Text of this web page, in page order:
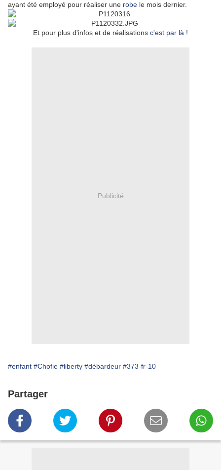
ayant été employé pour réaliser une robe le mois dernier.
Et pour plus d'infos et de réalisations c'est par là !
Publicité
#enfant #Chofie #liberty #débardeur #373-fr-10
Partager